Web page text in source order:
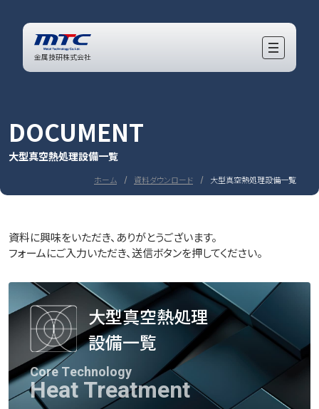
DOCUMENT
大型真空熱処理設備一覧
ホーム 資料ダウンロード 大型真空熱処理設備一覧
金属技研株式会社
資料に興味をいただき、ありがとうございます。
フォームにご入力いただき、送信ボタンを押してください。
大型真空熱処理
設備一覧
Core Technology
Heat Treatment